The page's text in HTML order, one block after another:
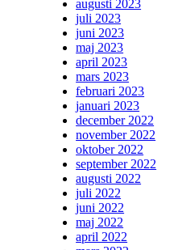
augusti 2023
juli 2023
juni 2023
maj 2023
april 2023
mars 2023
februari 2023
januari 2023
december 2022
november 2022
oktober 2022
september 2022
augusti 2022
juli 2022
juni 2022
maj 2022
april 2022